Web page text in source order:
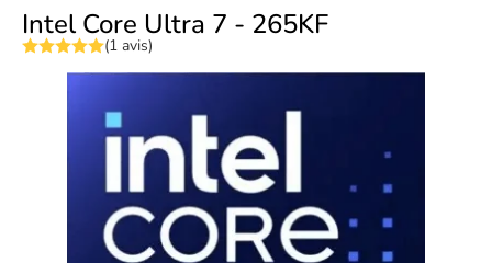
Intel Core Ultra 7 - 265KF
(1 avis)